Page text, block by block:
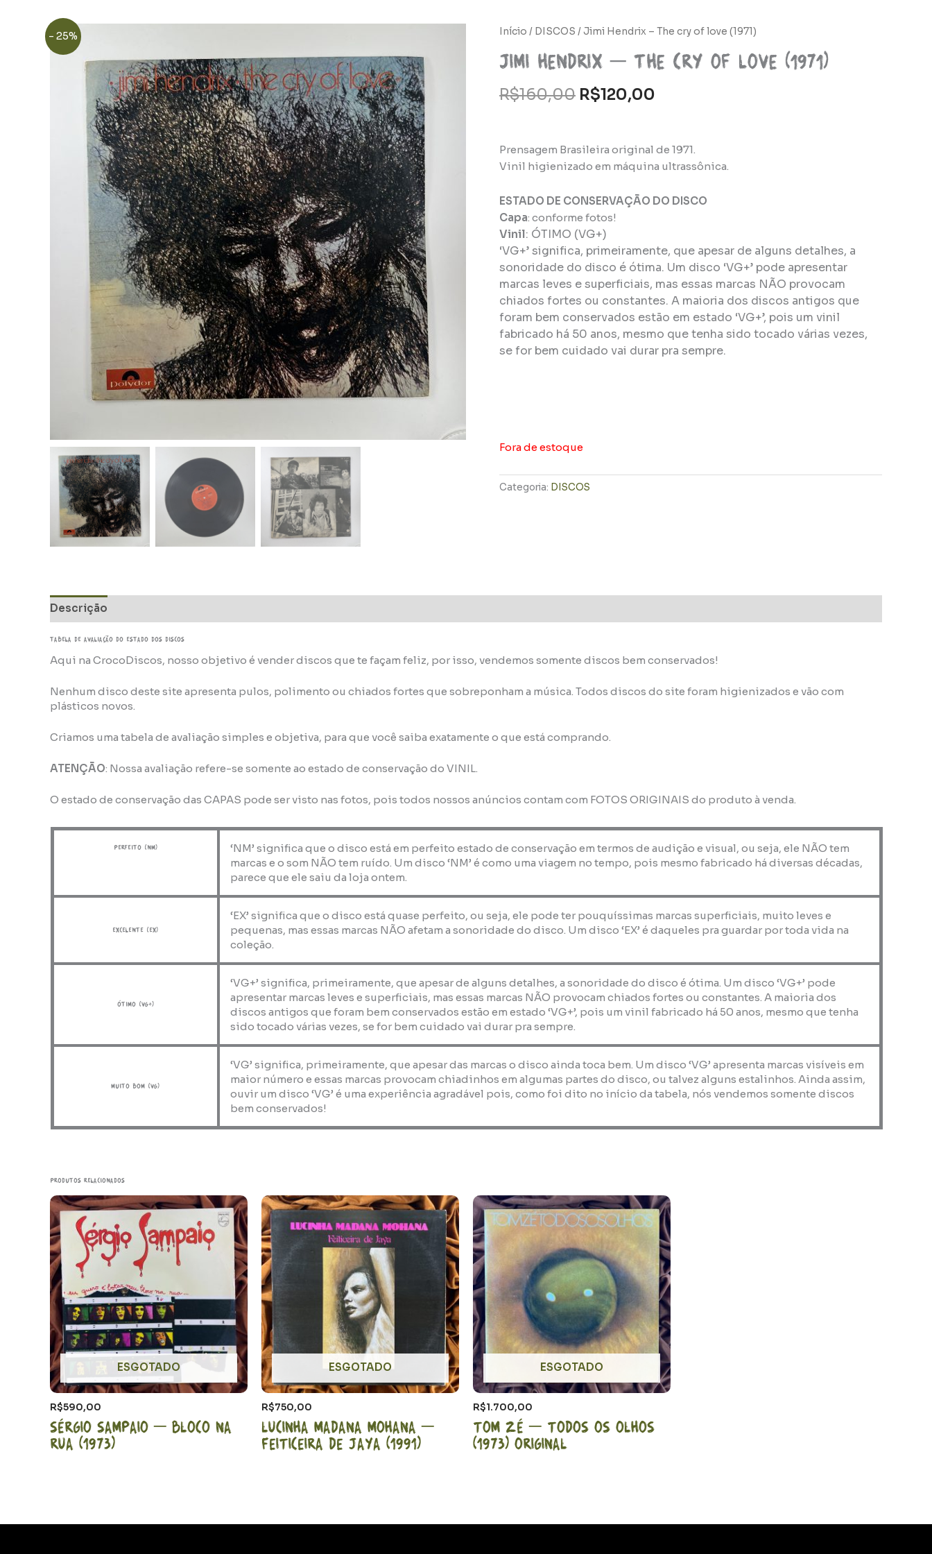
- 25% Início / DISCOS / Jimi Hendrix – The cry of love (1971)
Jimi Hendrix – The cry of love (1971)
R$160,00
O
original
R$160,00.
R$120,00
O
preço
atual
Prensagem Brasileira original de 1971.
Vinil higienizado em máquina ultrassônica.
ESTADO DE CONSERVAÇÃO DO DISCO
Capa: conforme fotos!
Vinil: ÓTIMO (VG+)
‘VG+’ significa, primeiramente, que apesar de alguns detalhes, a
sonoridade do disco é ótima. Um disco ‘VG+’ pode apresentar
marcas leves e superficiais, mas essas marcas NÃO provocam
chiados fortes ou constantes. A maioria dos discos antigos que
foram bem conservados estão em estado ‘VG+’, pois um vinil
fabricado há 50 anos, mesmo que tenha sido tocado várias vezes,
se for bem cuidado vai durar pra sempre.
Fora de estoque
Categoria: DISCOS
Descrição
TABELA DE AVALIAÇÃo do estado dos discos
Aqui na CrocoDiscos, nosso objetivo é vender discos que te façam feliz, por isso, vendemos somente discos bem conservados!
Nenhum disco deste site apresenta pulos, polimento ou chiados fortes que sobreponham a música. Todos discos do site foram higienizados e vão com
plásticos novos.
Criamos uma tabela de avaliação simples e objetiva, para que você saiba exatamente o que está comprando.
ATENÇÃO: Nossa avaliação refere-se somente ao estado de conservação do VINIL.
O estado de conservação das CAPAS pode ser visto nas fotos, pois todos nossos anúncios contam com FOTOS ORIGINAIS do produto à venda.
perfeito (NM)
‘NM’ significa que o disco está em perfeito estado de conservação em termos de audição e visual, ou seja, ele NÃO tem
marcas e o som NÃO tem ruído. Um disco ‘NM’ é como uma viagem no tempo, pois mesmo fabricado há diversas décadas,
parece que ele saiu da loja ontem.
Excelente (EX)
‘EX’ significa que o disco está quase perfeito, ou seja, ele pode ter pouquíssimas marcas superficiais, muito leves e
pequenas, mas essas marcas NÃO afetam a sonoridade do disco. Um disco ‘EX’ é daqueles pra guardar por toda vida na
coleção.
ótimo (VG+)
‘VG+’ significa, primeiramente, que apesar de alguns detalhes, a sonoridade do disco é ótima. Um disco ‘VG+’ pode
apresentar marcas leves e superficiais, mas essas marcas NÃO provocam chiados fortes ou constantes. A maioria dos
discos antigos que foram bem conservados estão em estado ‘VG+’, pois um vinil fabricado há 50 anos, mesmo que tenha
sido tocado várias vezes, se for bem cuidado vai durar pra sempre.
muito bom (VG)
‘VG’ significa, primeiramente, que apesar das marcas o disco ainda toca bem. Um disco ‘VG’ apresenta marcas visíveis em
maior número e essas marcas provocam chiadinhos em algumas partes do disco, ou talvez alguns estalinhos. Ainda assim,
ouvir um disco ‘VG’ é uma experiência agradável pois, como foi dito no início da tabela, nós vendemos somente discos
bem conservados!
Produtos relacionados
ESGOTADO
R$590,00
Sérgio Sampaio – Bloco na
rua (1973)
ESGOTADO
R$750,00
Lucinha Madana Mohana –
Feiticeira de Jaya (1991)
ESGOTADO
R$1.700,00
Tom Zé – Todos os olhos
(1973) Original